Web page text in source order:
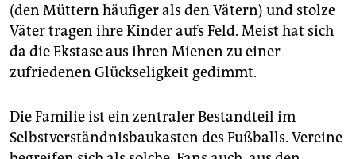
(den Müttern häufiger als den Vätern) und stolze
Väter tragen ihre Kinder aufs Feld. Meist hat sich
da die Ekstase aus ihren Mienen zu einer
zufriedenen Glückseligkeit gedimmt.
Die Familie ist ein zentraler Bestandteil im
Selbstverständnisbaukasten des Fußballs. Vereine